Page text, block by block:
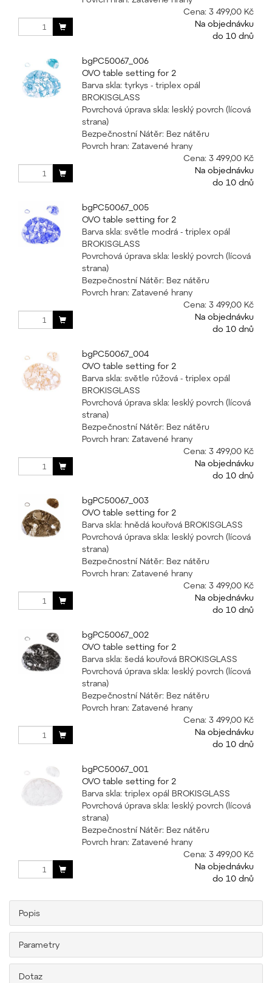
Cena: 3 499,00 Kč
Na objednávku
do 10 dnů
bgPC50067_006
OVO table setting for 2
Barva skla: tyrkys - triplex opál
BROKISGLASS
Povrchová úprava skla: lesklý povrch (lícová
strana)
Bezpečnostní Nátěr: Bez nátěru
Povrch hran: Zatavené hrany
Cena: 3 499,00 Kč
Na objednávku
do 10 dnů
bgPC50067_005
OVO table setting for 2
Barva skla: světle modrá - triplex opál
BROKISGLASS
Povrchová úprava skla: lesklý povrch (lícová
strana)
Bezpečnostní Nátěr: Bez nátěru
Povrch hran: Zatavené hrany
Cena: 3 499,00 Kč
Na objednávku
do 10 dnů
bgPC50067_004
OVO table setting for 2
Barva skla: světle růžová - triplex opál
BROKISGLASS
Povrchová úprava skla: lesklý povrch (lícová
strana)
Bezpečnostní Nátěr: Bez nátěru
Povrch hran: Zatavené hrany
Cena: 3 499,00 Kč
Na objednávku
do 10 dnů
bgPC50067_003
OVO table setting for 2
Barva skla: hnědá kouřová BROKISGLASS
Povrchová úprava skla: lesklý povrch (lícová
strana)
Bezpečnostní Nátěr: Bez nátěru
Povrch hran: Zatavené hrany
Cena: 3 499,00 Kč
Na objednávku
do 10 dnů
bgPC50067_002
OVO table setting for 2
Barva skla: šedá kouřová BROKISGLASS
Povrchová úprava skla: lesklý povrch (lícová
strana)
Bezpečnostní Nátěr: Bez nátěru
Povrch hran: Zatavené hrany
Cena: 3 499,00 Kč
Na objednávku
do 10 dnů
bgPC50067_001
OVO table setting for 2
Barva skla: triplex opál BROKISGLASS
Povrchová úprava skla: lesklý povrch (lícová
strana)
Bezpečnostní Nátěr: Bez nátěru
Povrch hran: Zatavené hrany
Cena: 3 499,00 Kč
Na objednávku
do 10 dnů
Popis
Parametry
Dotaz